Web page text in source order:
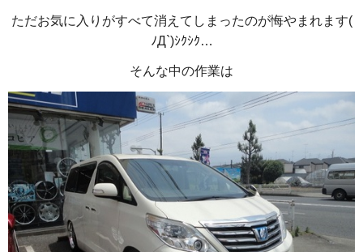
ただお気に入りがすべて消えてしまったのが悔やまれます(
ﾉД`)ｼｸｼｸ…
そんな中の作業は